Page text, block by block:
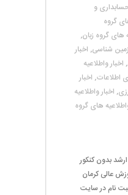
و
گروه
های گروه زبان,
شناسی, اخبار
, اخبار واطلاعیه
اطلاعات, اخبار
, اخبار واطلاعیه
های گروه
بدون کنکور
عالی کرمان
سال تحصیلی 1399 ثبت نام در سایت